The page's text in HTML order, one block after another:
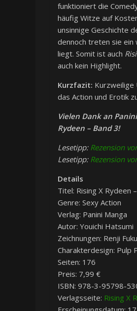
funktioniert die
häufig Witze auf
unsinnige Geschichte
dennoch treten sie ein
liegt. Somit ist auch
auch kein Highlight.
Kurzfazit:
das Action und Erotik
Vielen Dank an
Rydeen – Band 3!
Lesetipp: Rezension
Lesetipp: Rezension
Details
Titel: Rising X Rydeen
Genre: Sexy Action
Verlag: Panini Manga
Autor: Youichi Hatsumi
Zeichnungen: Renji
Charakterdesign: Pulp
Seiten: 176
Preis: 7,99 €
ISBN: 978-3-95798-
Verlagsseite: Rising X